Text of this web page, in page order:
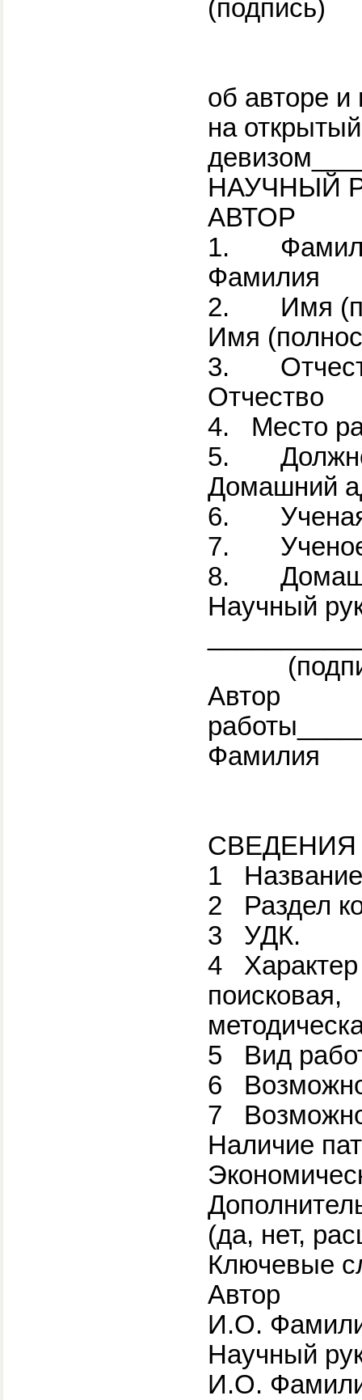
(подпись)
об авторе и
на
АВТОР
1.
Фамилия
2.
Имя
3.
Отчество
4.
5.
Домашний
6.
7.
8.
Научный
Автор
Фамилия
1
2
Раздел
3
УДК.
4
поисковая,
5
Вид
6
7
Наличие
(да, нет,
Ключевые
И.О.
И.О.